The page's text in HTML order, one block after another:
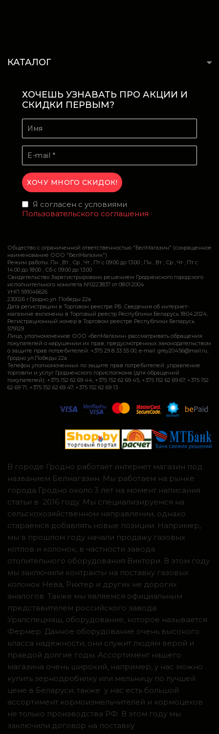
КАТАЛОГ
ХОЧЕШЬ УЗНАВАТЬ ПРО АКЦИИ И
СКИДКИ ПЕРВЫМ?
Я согласен с условиями
Пользовательского соглашения
Общество с ограниченной ответственностью "БелМагазин" (сокращенное
наименование ООО "БелМагазин")
Режим работы: Пн , Вт , Ср , Чт , Пт c 09:00 до 13:00 ; Пн , Вт , Ср , Чт , Пт c
14:00 до 18:00 ; Сб c 09:00 до 13:00
Свидетельство Зарегистрировано решением Гродненского городского
исполнительного комитета №0223837 от 08.01.2004
УНП 591046626
230026 г.Гродно ул. Победы 22а
Дата регистрации в Торговом реестре РБ: Сведения об интернет-
магазине включены в Торговый реестр Республики Беларусь 18.04.2024,
Регистрационный номер в Торговом реестре Республики Беларусь
579129
Лицо, уполномоченное ООО «БелМагазин» рассматривать обращения
покупателей о нарушении их прав, предусмотренных законодательством
о защите прав потребителей: +375 29 8 33 55 00, e-mail: grey20456@mail.ru,
Гродно ул.Победы 22а
Телефон уполномоченных по защите прав потребителей: управление
торговли и услуг Гродненского горисполкома (для обращений
покупателей): +375 152 62 69 44, +375 152 62 69 45, +375 152 62 69 67, +375 152
62 69 71, +375 152 62 69 47, +375 152 62 69 13
В городе Гродно работает интернет магазин под
названием Белмагазин. Мы работаем на рынке
города Гродно около 3 лет на момент написания
статьи в 2016 году. Мы специализируемся на
сельскохозяйственном направлении, однако
стараемся добавлять новые позиции. Например,
мы в прошлом году начали продажу газовых
котлов и колонок, в частности завода
отопительного оборудования Виктори. В этом году
мы заключили контракты на поставку газовых
колонок Нева, Рихтер и других не дорогих
аналогов. Также мы являемся официальным
представителем российского завода
Уралспецмаш, оборудование, которое называется
Фермер. Данное оборудование очень высокого
класса надежности, они служит людям верой и
правдой долгие годы. Ассортимент нашего
магазина очень широкий, например, у нас можно
купить зернодробилку или мельницу по лучшей
цене в Беларуси, также у нас есть большой
ассортимент кормоизмельчителей и кормоцехов
не только производства РФ. В этом году мы
заключили договор на поставку